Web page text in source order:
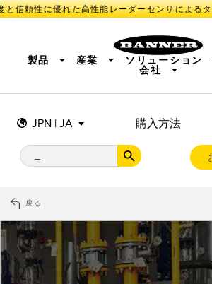
信頼性に優れた高性能レーダーセンサによるタ
JPN | JA 購入方法
製品
センサ
測定ソリューション
BARCODE &
リモートI/O
CONNECTIVITY
ソフトウエア
技術
センサ
産業 ソリューション
IIOT AND THE SMART FACTORY
MACHINE
PICK-TO-
INDUSTRIAL ILLUMINATION
MEASUREMENT & INSPECTION
VEHICLE DETECTION
PREDICTIVE MAINTENANCE
RADAR APPLICATIONS
会社
戻る